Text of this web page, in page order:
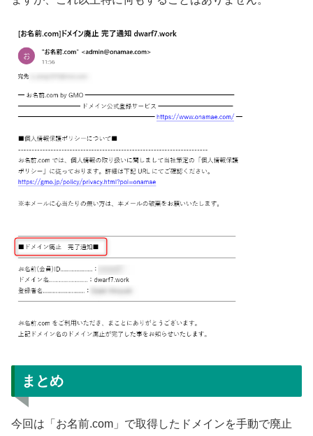
まとめ
今回は「お名前.com」で取得したドメインを手動で廃止